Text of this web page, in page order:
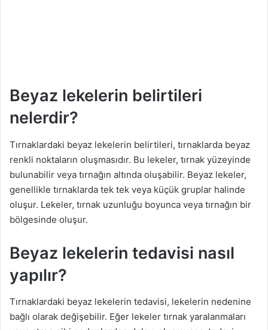
Beyaz lekelerin belirtileri
nelerdir?
Tırnaklardaki beyaz lekelerin belirtileri, tırnaklarda beyaz
renkli noktaların oluşmasıdır. Bu lekeler, tırnak yüzeyinde
bulunabilir veya tırnağın altında oluşabilir. Beyaz lekeler,
genellikle tırnaklarda tek tek veya küçük gruplar halinde
oluşur. Lekeler, tırnak uzunluğu boyunca veya tırnağın bir
bölgesinde oluşur.
Beyaz lekelerin tedavisi nasıl
yapılır?
Tırnaklardaki beyaz lekelerin tedavisi, lekelerin nedenine
bağlı olarak değişebilir. Eğer lekeler tırnak yaralanmaları